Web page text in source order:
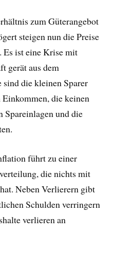
zum Güterangebot
steigen nun die Preise
Es ist eine Krise mit
gerät aus dem
die kleinen Sparer
die keinen
Spareinlagen und die
führt zu einer
die nichts mit
Neben Verlierern gibt
Schulden verringern
verlieren an